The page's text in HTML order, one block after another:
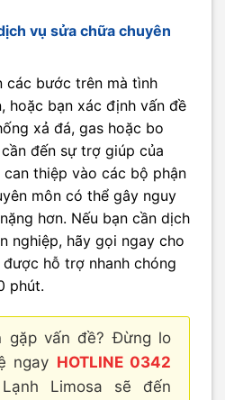
vụ sửa chữa chuyên
các bước trên mà tình
hoặc bạn xác định vấn đề
xả đá, gas hoặc bo
đến sự trợ giúp của
thiệp vào các bộ phận
môn có thể gây nguy
hơn. Nếu bạn cần dịch
nghiệp, hãy gọi ngay cho
hỗ trợ nhanh chóng
phút.
gặp vấn đề? Đừng lo
ngay HOTLINE 0342
Limosa sẽ đến